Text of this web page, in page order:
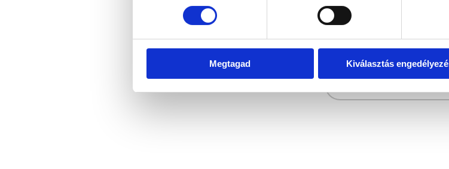
Megtagad Kiválasztás